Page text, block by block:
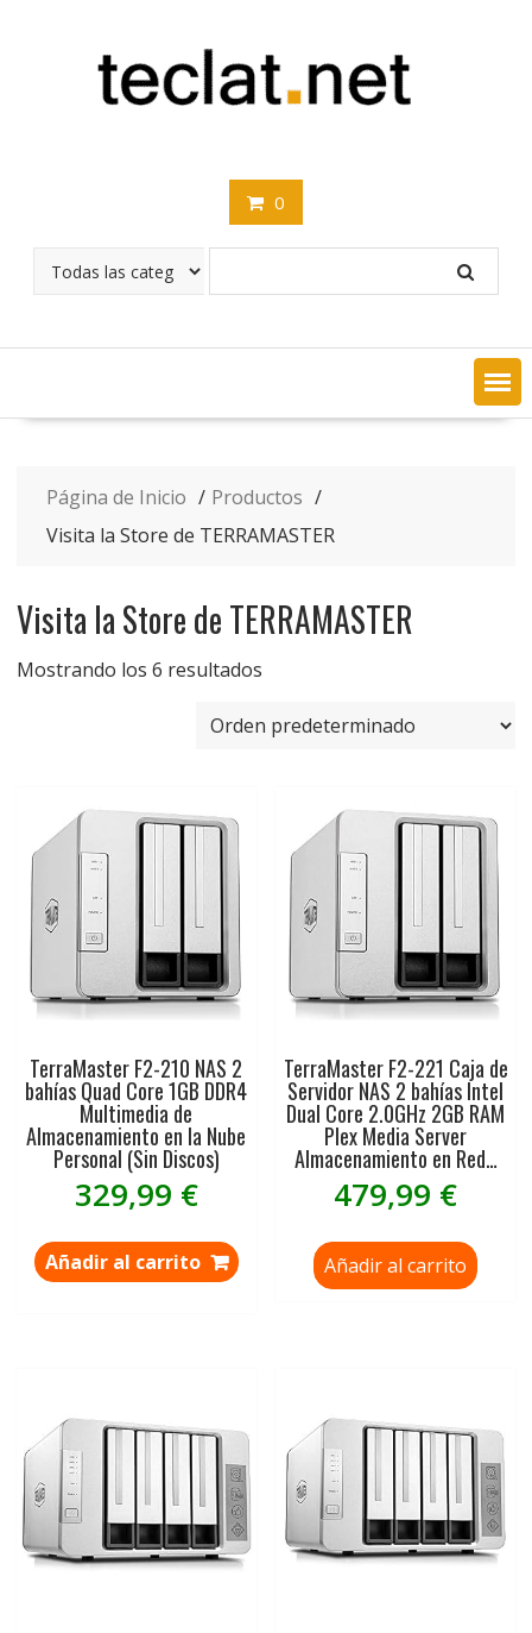
0
Página de Inicio
Productos
Visita la Store de TERRAMASTER
Visita la Store de TERRAMASTER
Mostrando los 6 resultados
TerraMaster F2-210 NAS 2
bahías Quad Core 1GB DDR4
Multimedia de
Almacenamiento en la Nube
Personal (Sin Discos)
329,99 €
Añadir al carrito
TerraMaster F2-221 Caja de
Servidor NAS 2 bahías Intel
Dual Core 2.0GHz 2GB RAM
Plex Media Server
Almacenamiento en Red…
479,99 €
Añadir al carrito